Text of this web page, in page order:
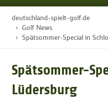
STARTSEITE
GOLFARRANGEMENTS
deutschland-spielt-golf.de
Golf News
Spätsommer-Special in
Spätsommer-
Lüdersburg